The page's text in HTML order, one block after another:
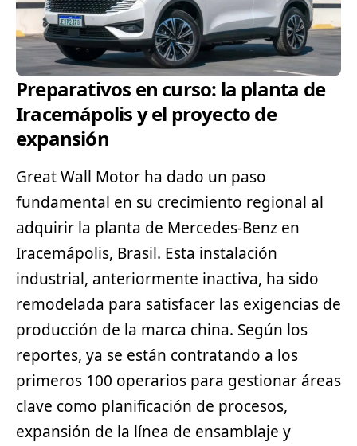
Preparativos en curso: la planta de
Iracemápolis y el proyecto de
expansión
Great Wall Motor ha dado un paso
fundamental en su crecimiento regional al
adquirir la planta de Mercedes-Benz en
Iracemápolis, Brasil. Esta instalación
industrial, anteriormente inactiva, ha sido
remodelada para satisfacer las exigencias de
producción de la marca china. Según los
reportes, ya se están contratando a los
primeros 100 operarios para gestionar áreas
clave como planificación de procesos,
expansión de la línea de ensamblaje y